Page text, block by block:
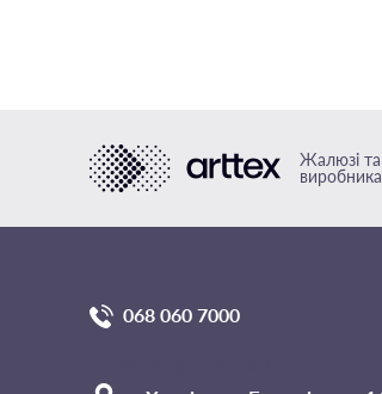
Жалюзі та
068 060 7000